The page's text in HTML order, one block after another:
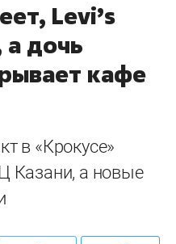
Levi’s
а дочь
кафе
в «Крокусе»
Казани, а новые